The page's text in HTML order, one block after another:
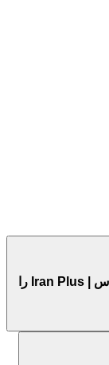
چگونه از سایت ژاکت، قالب دانلودی ایران پلاس | Iran Plus را